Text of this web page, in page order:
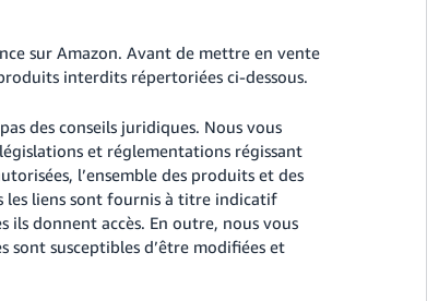
sur Amazon. Avant de mettre en vente
interdits répertoriées ci-dessous.
des conseils juridiques. Nous vous
et réglementations régissant
l’ensemble des produits et des
les liens sont fournis à titre indicatif
donnent accès. En outre, nous vous
sont susceptibles d’être modifiées et